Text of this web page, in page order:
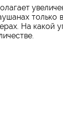
только
На какой